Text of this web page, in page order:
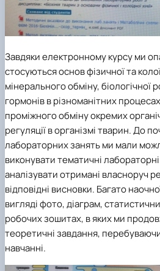
Завдяки електронному курсу ми
стосуються основ фізичної та
мінерального обміну, біологічної
гормонів в різноманітних
проміжного обміну окремих
регуляції в організмі тварин. До
лабораторних занять ми мали
виконувати тематичні
аналізувати отримані власноруч
відповідні висновки. Багато
вигляді фото, діаграм,
робочих зошитах, в яких ми
теоретичні завдання,
навчанні.